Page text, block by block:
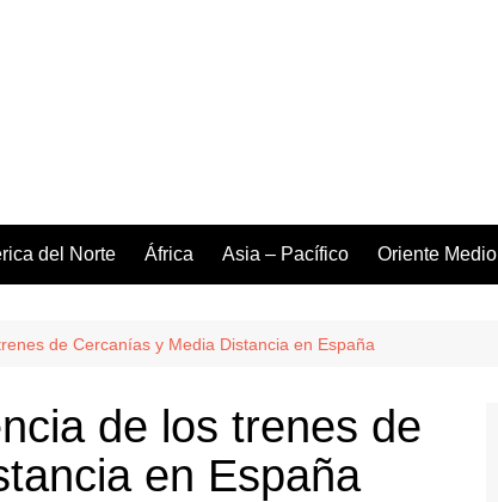
del Norte África Asia – Pacífico Oriente Medio
de Cercanías y Media Distancia en España
de los trenes de
en España